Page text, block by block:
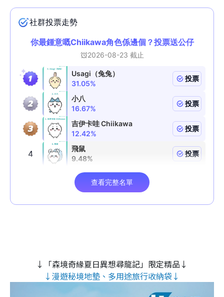
↓「森境奇緣夏日異想尋龍記」限定精品↓
↓漫遊秘境地墊、多用途旅行收納袋↓